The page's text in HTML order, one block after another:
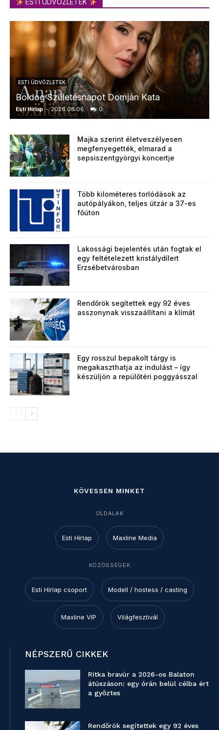
ESTI ÜDVÖZLETEK
ESTI ÜDVÖZLETEK
Boldog Születésnapot Domján Kata
Esti Hírlap - 2026.08.06. 0
Majka szerint életveszélyesen
megfenyegették, elmarad a
sepsiszentgyörgyi koncertje
Több kilométeres torlódások az
autópályákon, teljes útzár a 37-es
főúton
Lakossági bejelentés után fogtak el
egy feltételezett kristálydílert
Erzsébetvárosban
Rendőrök segítettek egy 92 éves
asszonynak visszaállítani a klímát
Egy rosszul bepakolt tárgy is
megakaszthatja az indulást – így
készüljön a repülőtéri poggyásszal
KÖVESSEN MINKET
OLDALAK
Esti Hírlap Maxline Media
KÖZÖSSÉGEK
Esti Hírlap csoport Modell / hostess / casting
Maxline VIP Világfesztivál
NÉPSZERŰ CIKKEK
Ritka bravúr a 2026-os Balaton
átúszáson: egy órán belül célba ért
a győztes
Rendőrök segítettek egy 92 éves